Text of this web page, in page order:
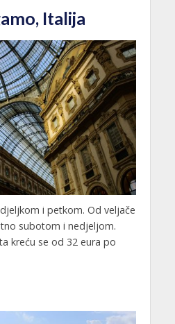
Italija
i petkom. Od veljače
subotom i nedjeljom.
kreću se od 32 eura po